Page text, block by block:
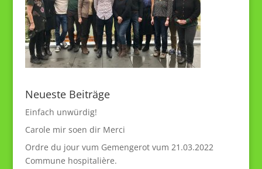
Neueste Beiträge
Einfach unwürdig!
Carole mir soen dir Merci
Ordre du jour vum Gemengerot vum 21.03.2022
Commune hospitalière.